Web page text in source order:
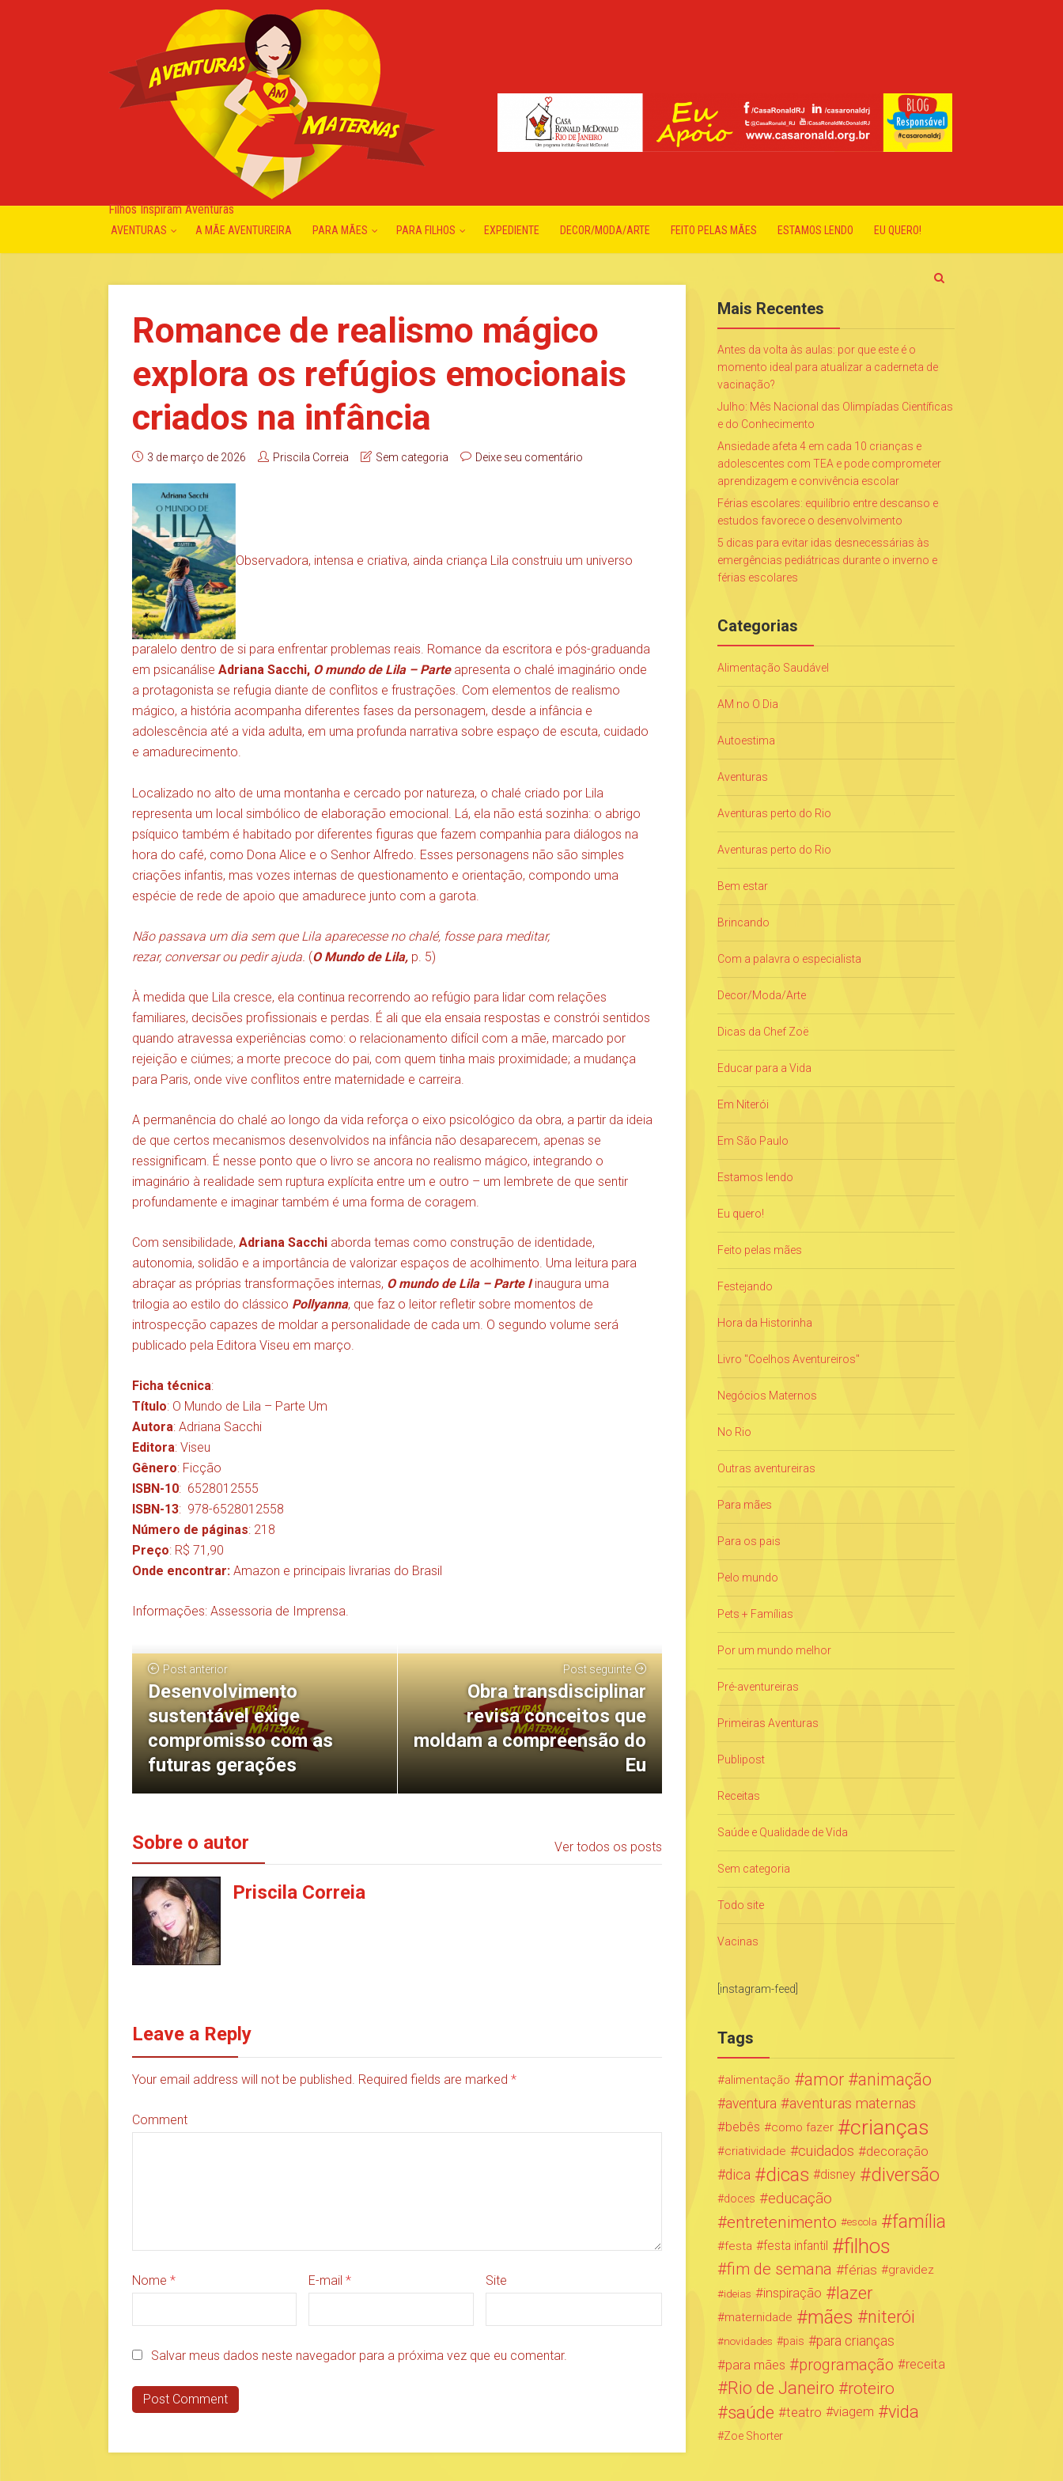
Filhos Inspiram Aventuras
AVENTURAS A MÃE AVENTUREIRA PARA MÃES PARA FILHOS EXPEDIENTE DECOR/MODA/ARTE FEITO PELAS MÃES ESTAMOS LENDO EU QUERO!
Romance de realismo mágico
explora os refúgios emocionais
criados na infância
3 de março de 2026 Priscila Correia Sem categoria Deixe seu comentário
Observadora, intensa e criativa, ainda criança Lila construiu um universo
paralelo dentro de si para enfrentar problemas reais. Romance da escritora e pós-graduanda
em psicanálise Adriana Sacchi, O mundo de Lila – Parte apresenta o chalé imaginário onde
a protagonista se refugia diante de conflitos e frustrações. Com elementos de realismo
mágico, a história acompanha diferentes fases da personagem, desde a infância e
adolescência até a vida adulta, em uma profunda narrativa sobre espaço de escuta, cuidado
e amadurecimento.
Localizado no alto de uma montanha e cercado por natureza, o chalé criado por Lila
representa um local simbólico de elaboração emocional. Lá, ela não está sozinha: o abrigo
psíquico também é habitado por diferentes figuras que fazem companhia para diálogos na
hora do café, como Dona Alice e o Senhor Alfredo. Esses personagens não são simples
criações infantis, mas vozes internas de questionamento e orientação, compondo uma
espécie de rede de apoio que amadurece junto com a garota.
Não passava um dia sem que Lila aparecesse no chalé, fosse para meditar,
rezar, conversar ou pedir ajuda. (O Mundo de Lila, p. 5)
À medida que Lila cresce, ela continua recorrendo ao refúgio para lidar com relações
familiares, decisões profissionais e perdas. É ali que ela ensaia respostas e constrói sentidos
quando atravessa experiências como: o relacionamento difícil com a mãe, marcado por
rejeição e ciúmes; a morte precoce do pai, com quem tinha mais proximidade; a mudança
para Paris, onde vive conflitos entre maternidade e carreira.
A permanência do chalé ao longo da vida reforça o eixo psicológico da obra, a partir da ideia
de que certos mecanismos desenvolvidos na infância não desaparecem, apenas se
ressignificam. É nesse ponto que o livro se ancora no realismo mágico, integrando o
imaginário à realidade sem ruptura explícita entre um e outro – um lembrete de que sentir
profundamente e imaginar também é uma forma de coragem.
Com sensibilidade, Adriana Sacchi aborda temas como construção de identidade,
autonomia, solidão e a importância de valorizar espaços de acolhimento. Uma leitura para
abraçar as próprias transformações internas, O mundo de Lila – Parte Iinaugura uma
trilogia ao estilo do clássico Pollyanna, que faz o leitor refletir sobre momentos de
introspecção capazes de moldar a personalidade de cada um. O segundo volume será
publicado pela Editora Viseu em março.
Ficha técnica:
Título: O Mundo de Lila – Parte Um
Autora: Adriana Sacchi
Editora: Viseu
Gênero: Ficção
ISBN-10: ‎ 6528012555
ISBN-13: ‎ 978-6528012558
Número de páginas: 218
Preço: R$ 71,90
Onde encontrar: Amazon e principais livrarias do Brasil
Informações: Assessoria de Imprensa.
Post anterior
Desenvolvimento
sustentável exige
compromisso com as
futuras gerações
Post seguinte
Obra transdisciplinar
revisa conceitos que
moldam a compreensão do
Eu
Sobre o autor Ver todos os posts
Priscila Correia
Leave a Reply
Your email address will not be published. Required fields are marked *
Comment
Nome * E-mail* Site
Salvar meus dados neste navegador para a próxima vez que eu comentar.
Mais Recentes
Antes da volta às aulas: por que este é o
momento ideal para atualizar a caderneta de
vacinação?
Julho: Mês Nacional das Olimpíadas Científicas
e do Conhecimento
Ansiedade afeta 4 em cada 10 crianças e
adolescentes com TEA e pode comprometer
aprendizagem e convivência escolar
Férias escolares: equilíbrio entre descanso e
estudos favorece o desenvolvimento
5 dicas para evitar idas desnecessárias às
emergências pediátricas durante o inverno e
férias escolares
Categorias
Alimentação Saudável
AM no O Dia
Autoestima
Aventuras
Aventuras perto do Rio
Aventuras perto do Rio
Bem estar
Brincando
Com a palavra o especialista
Decor/Moda/Arte
Dicas da Chef Zoë
Educar para a Vida
Em Niterói
Em São Paulo
Estamos lendo
Eu quero!
Feito pelas mães
Festejando
Hora da Historinha
Livro "Coelhos Aventureiros"
Negócios Maternos
No Rio
Outras aventureiras
Para mães
Para os pais
Pelo mundo
Pets + Famílias
Por um mundo melhor
Pré-aventureiras
Primeiras Aventuras
Publipost
Receitas
Saúde e Qualidade de Vida
Sem categoria
Todo site
Vacinas
[instagram-feed]
Tags
alimentação amor animação
aventura aventuras maternas
bebês como fazer crianças
criatividade cuidados
decoração
dica
dicas disney diversão
doces educação
entretenimento escola família
festa festa infantil filhos
fim de semana férias gravidez
ideias inspiração lazer
maternidade mães niterói
novidades pais
para crianças
para mães
programação receita
Rio de Janeiro roteiro
saúde teatro viagem vida
Zoe Shorter